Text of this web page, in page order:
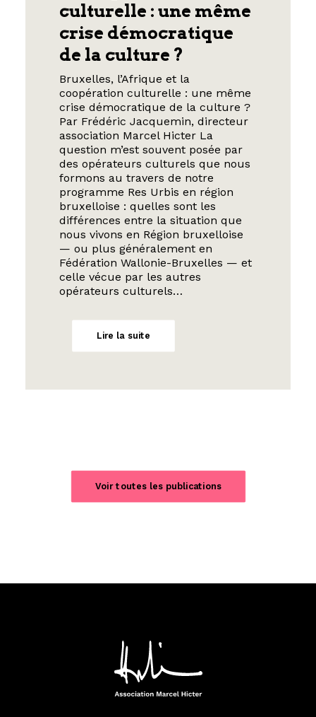
culturelle : une même
crise démocratique
de la culture ?
Bruxelles, l’Afrique et la
coopération culturelle : une même
crise démocratique de la culture ?
Par Frédéric Jacquemin, directeur
association Marcel Hicter La
question m’est souvent posée par
des opérateurs culturels que nous
formons au travers de notre
programme Res Urbis en région
bruxelloise : quelles sont les
différences entre la situation que
nous vivons en Région bruxelloise
— ou plus généralement en
Fédération Wallonie-Bruxelles — et
celle vécue par les autres
opérateurs culturels…
Lire la suite
Voir toutes les publications